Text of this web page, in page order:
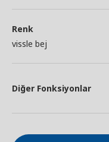
Renk
vissle bej
Diğer Fonksiyonlar